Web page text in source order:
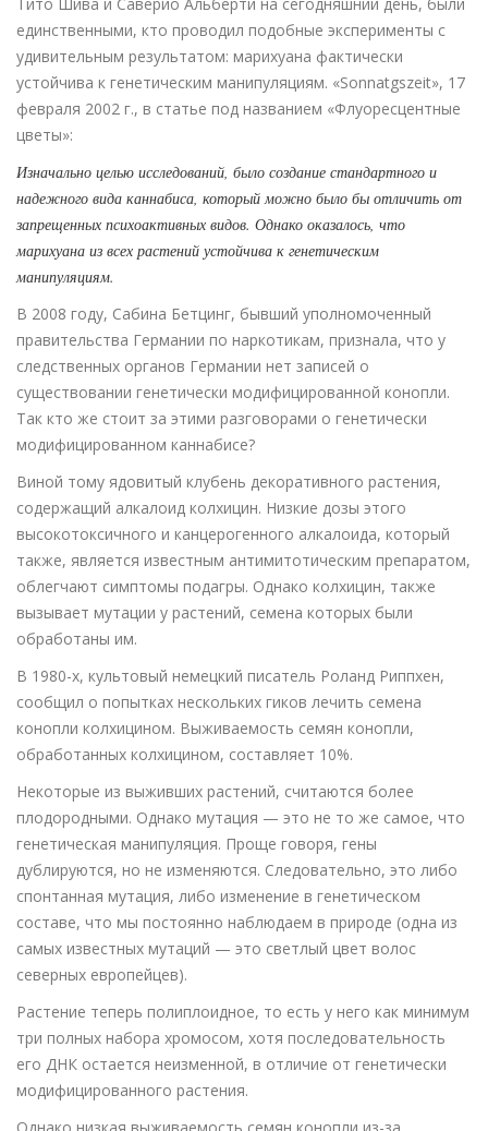
единственными, кто проводил подобные эксперименты с
удивительным результатом: марихуана фактически
устойчива к генетическим манипуляциям. «Sonnatgszeit», 17
февраля 2002 г., в статье под названием «Флуоресцентные
цветы»:
Изначально целью исследований, было создание стандартного и
надежного вида каннабиса, который можно было бы отличить от
запрещенных психоактивных видов. Однако оказалось, что
марихуана из всех растений устойчива к генетическим
манипуляциям.
В 2008 году, Сабина Бетцинг, бывший уполномоченный
правительства Германии по наркотикам, признала, что у
следственных органов Германии нет записей о
существовании генетически модифицированной конопли.
Так кто же стоит за этими разговорами о генетически
модифицированном каннабисе?
Виной тому ядовитый клубень декоративного растения,
содержащий алкалоид колхицин. Низкие дозы этого
высокотоксичного и канцерогенного алкалоида, который
также, является известным антимитотическим препаратом,
облегчают симптомы подагры. Однако колхицин, также
вызывает мутации у растений, семена которых были
обработаны им.
В 1980-х, культовый немецкий писатель Роланд Риппхен,
сообщил о попытках нескольких гиков лечить семена
конопли колхицином. Выживаемость семян конопли,
обработанных колхицином, составляет 10%.
Некоторые из выживших растений, считаются более
плодородными. Однако мутация — это не то же самое, что
генетическая манипуляция. Проще говоря, гены
дублируются, но не изменяются. Следовательно, это либо
спонтанная мутация, либо изменение в генетическом
составе, что мы постоянно наблюдаем в природе (одна из
самых известных мутаций — это светлый цвет волос
северных европейцев).
Растение теперь полиплоидное, то есть у него как минимум
три полных набора хромосом, хотя последовательность
его ДНК остается неизменной, в отличие от генетически
модифицированного растения.